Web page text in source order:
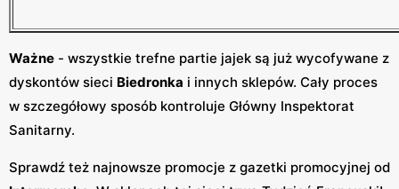
Ważne - wszystkie trefne partie jajek są już wycofywane z
dyskontów sieci Biedronka i innych sklepów. Cały proces
w szczegółowy sposób kontroluje Główny Inspektorat
Sanitarny.
Sprawdź też najnowsze promocje z gazetki promocyjnej od